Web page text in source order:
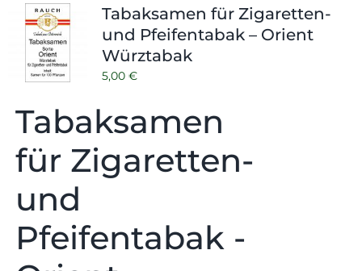
Tabaksamen für Zigaretten-
und Pfeifentabak – Orient
Würztabak
5,00 €
Tabaksamen
für Zigaretten-
und
Pfeifentabak -